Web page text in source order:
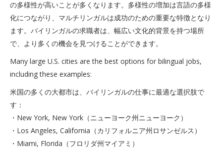
の多様性が高いことが多くなります。多様性の増加は言語の多様
化につながり、マルチリンガルは成功のための重要な特徴となり
ます。バイリンガルの求職者は、幅広い文化的背景を持つ場所
で、より多くの機会を見つけることができます。
Many large U.S. cities are the best options for bilingual jobs,
including these examples:
米国の多くの大都市は、バイリンガルの仕事に最適な選択肢で
す：
・New York, New York（ニューヨーク州ニューヨーク）
・Los Angeles, California（カリフォルニア州ロサンゼルス）
・Miami, Florida（フロリダ州マイアミ）